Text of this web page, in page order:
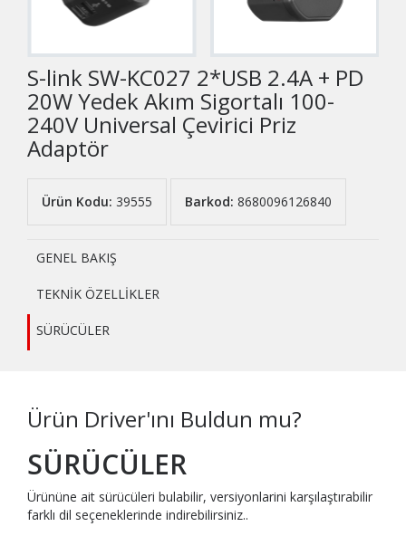
S-link SW-KC027 2*USB 2.4A + PD
20W Yedek Akım Sigortalı 100-
240V Universal Çevirici Priz
Adaptör
Ürün Kodu: 39555 Barkod: 8680096126840
GENEL BAKIŞ
TEKNİK ÖZELLİKLER
SÜRÜCÜLER
Ürün Driver'ını Buldun mu?
SÜRÜCÜLER
Ürününe ait sürücüleri bulabilir, versiyonlarini karşılaştırabilir
farklı dil seçeneklerinde indirebilirsiniz..